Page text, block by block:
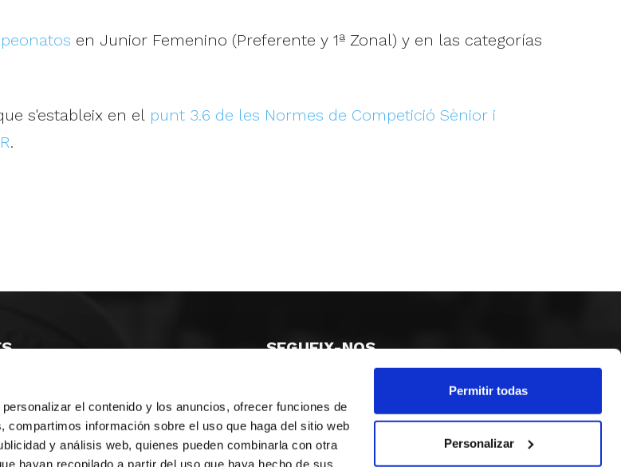
el contenido y los anuncios, ofrecer funciones de
información sobre el uso que haga del sitio web
y análisis web, quienes pueden combinarla con otra
hayan recopilado a partir del uso que haya hecho de sus
Permitir todas
Personalizar
en Junior Femenino (Preferente y 1ª Zonal) y en las categorías
s'estableix en el punt 3.6 de les Normes de Competició Sènior i
.
14 1ª 3º
12
SEGUEIX-NOS